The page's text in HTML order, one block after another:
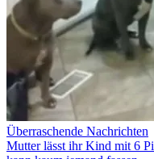
Überraschende Nachrichten
Mutter lässt ihr Kind mit 6